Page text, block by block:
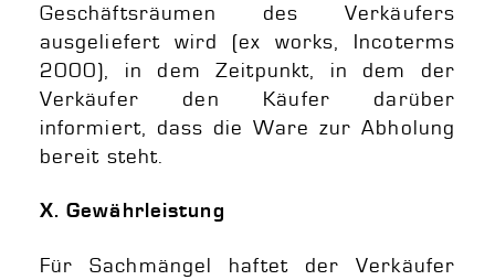
Geschäftsräumen des Verkäufers
ausgeliefert wird (ex works, Incoterms
2000), in dem Zeitpunkt, in dem der
Verkäufer den Käufer darüber
informiert, dass die Ware zur Abholung
bereit steht.
X. Gewährleistung
Für Sachmängel haftet der Verkäufer